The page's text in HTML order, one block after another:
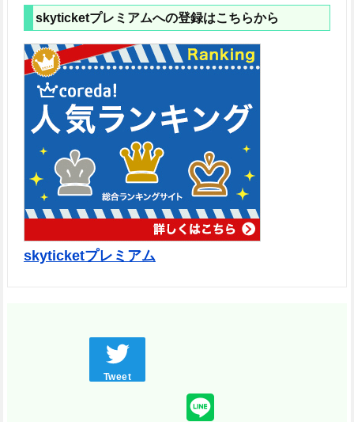
skyticketプレミアムへの登録はこちらから
skyticketプレミアム
Tweet